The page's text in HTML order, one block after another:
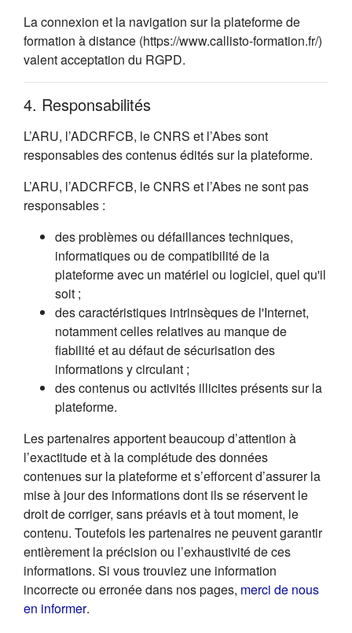
La connexion et la navigation sur la plateforme de
formation à distance (https://www.callisto-formation.fr/)
valent acceptation du RGPD.
4. Responsabilités
L’ARU, l’ADCRFCB, le CNRS et l’Abes sont
responsables des contenus édités sur la plateforme.
L’ARU, l’ADCRFCB, le CNRS et l’Abes ne sont pas
responsables :
des problèmes ou défaillances techniques,
informatiques ou de compatibilité de la
plateforme avec un matériel ou logiciel, quel qu'il
soit ;
des caractéristiques intrinsèques de l'Internet,
notamment celles relatives au manque de
fiabilité et au défaut de sécurisation des
informations y circulant ;
des contenus ou activités illicites présents sur la
plateforme.
Les partenaires apportent beaucoup d’attention à
l’exactitude et à la complétude des données
contenues sur la plateforme et s’efforcent d’assurer la
mise à jour des informations dont ils se réservent le
droit de corriger, sans préavis et à tout moment, le
contenu. Toutefois les partenaires ne peuvent garantir
entièrement la précision ou l’exhaustivité de ces
informations. Si vous trouviez une information
incorrecte ou erronée dans nos pages, merci de nous
en informer(s'ouvre dans un nouvel onglet)
.